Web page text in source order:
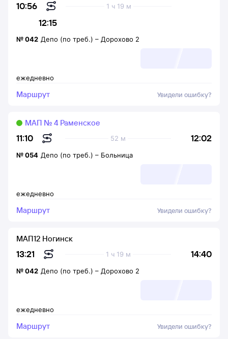
10:56
12:15
1 ч 19 м
ежедневно
№042 Депо (по треб.) – Дорохово 2
Маршрут Увидели ошибку?
11:10 12:02
52 м
МАП № 4 Раменское
ежедневно
№054 Депо (по треб.) – Больница
Маршрут Увидели ошибку?
13:21 14:40
1 ч 19 м
МАП12 Ногинск
ежедневно
№042 Депо (по треб.) – Дорохово 2
Маршрут Увидели ошибку?